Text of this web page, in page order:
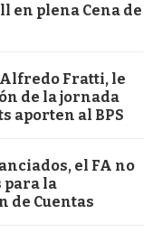
en plena Cena de
Fratti, le
de la jornada
aporten al BPS
el FA no
para la
de Cuentas